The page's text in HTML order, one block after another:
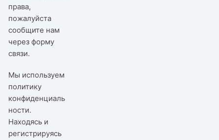
права,
пожалуйста
сообщите нам
черезформу
связи.
Мы используем
политику
конфиденциаль
ности.
Находясь и
регистрируясь